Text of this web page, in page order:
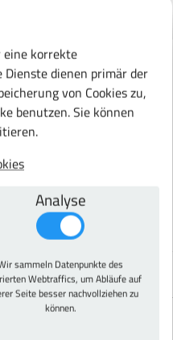
eine korrekte
Dienste dienen primär der
von Cookies zu,
benutzen. Sie können
Analyse
sammeln Datenpunkte des
Webtraffics, um Abläufe auf
Seite besser nachvollziehen zu
können.